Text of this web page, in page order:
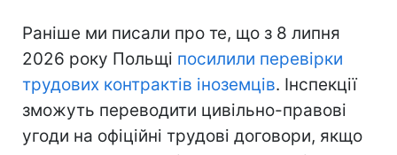
Раніше ми писали про те, що з 8 липня
2026 року Польщі посилили перевірки
трудових контрактів іноземців. Інспекції
зможуть переводити цивільно-правові
угоди на офіційні трудові договори, якщо